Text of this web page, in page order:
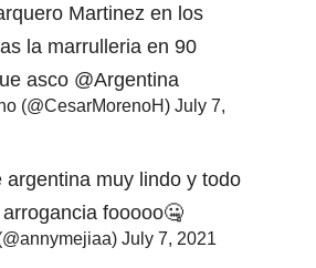
Martinez en los
la marrulleria en 90
asco @Argentina
(@CesarMorenoH) July 7,
argentina muy lindo y todo
fooooo🤐
July 7, 2021